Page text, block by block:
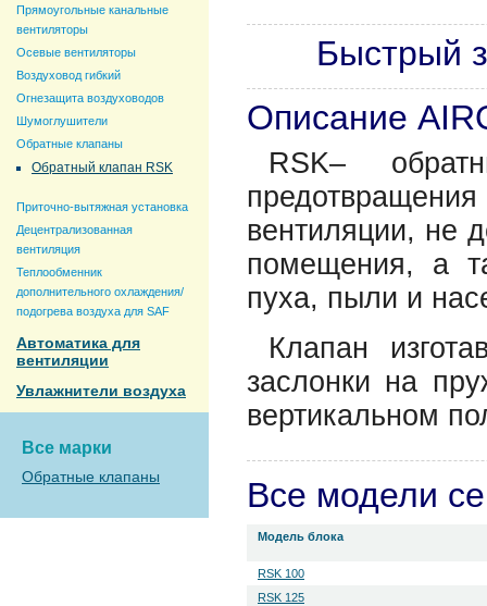
Прямоугольные канальные
вентиляторы
Осевые вентиляторы
Воздуховод гибкий
Огнезащита воздуховодов
Шумоглушители
Обратные клапаны
Обратный клапан RSK
Приточно-вытяжная установка
Децентрализованная
вентиляция
Теплообменник
дополнительного охлаждения/
подогрева воздуха для SAF
Автоматика для
вентиляции
Увлажнители воздуха
Все марки
Обратные клапаны
Быстрый
Описание
RSK–
вентиляции, не
помещения, а
пуха, пыли и
Клапан
заслонки на
вертикальном
Все модели
Модель блока
RSK 100
RSK 125